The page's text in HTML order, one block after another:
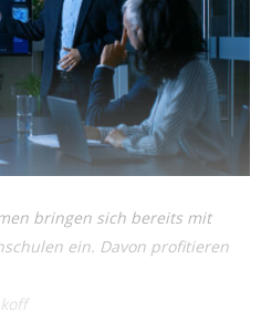
bringen sich bereits mit
ein. Davon profitieren